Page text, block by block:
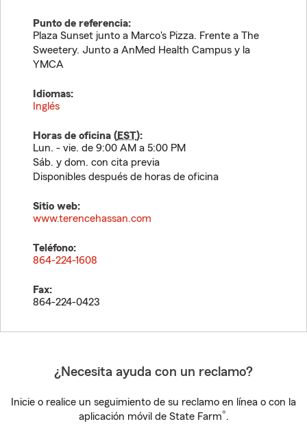
Punto de referencia:
Plaza Sunset junto a Marco's Pizza. Frente a The
Sweetery. Junto a AnMed Health Campus y la
YMCA
Idiomas:
Inglés
Horas de oficina (EST):
Lun. - vie. de 9:00 AM a 5:00 PM
Sáb. y dom. con cita previa
Disponibles después de horas de oficina
Sitio web:
www.terencehassan.com
Teléfono:
864-224-1608
Fax:
864-224-0423
¿Necesita ayuda con un reclamo?
Inicie o realice un seguimiento de su reclamo en línea o con la
aplicación móvil de State Farm®.